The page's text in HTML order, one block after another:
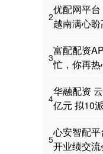
2
优配网平
越南满心
3
富配配资
忙，你再
4
华融配资
亿元 拟10
5
心安智配
开业绩交流